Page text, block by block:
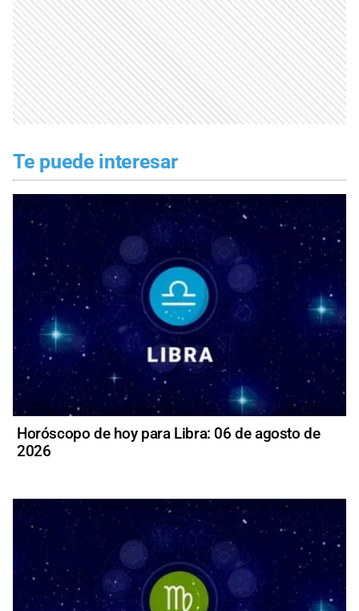
Te puede interesar
Horóscopo de hoy para Libra: 06 de agosto de
2026